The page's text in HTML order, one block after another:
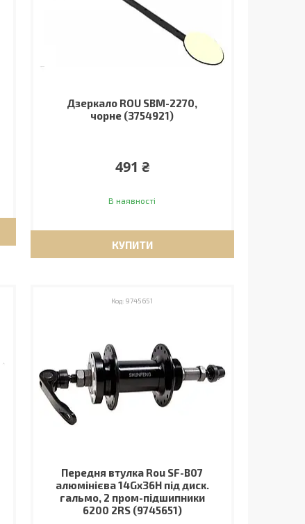
Дзеркало ROU SBM-2270,
чорне (3754921)
491 ₴
В наявності
КУПИТИ
9745651
Передня втулка Rou SF-B07
алюмінієва 14Gx36H під диск.
гальмо, 2 пром-підшипники
6200 2RS (9745651)